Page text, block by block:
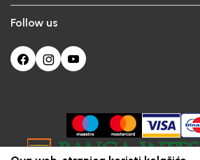
Follow us